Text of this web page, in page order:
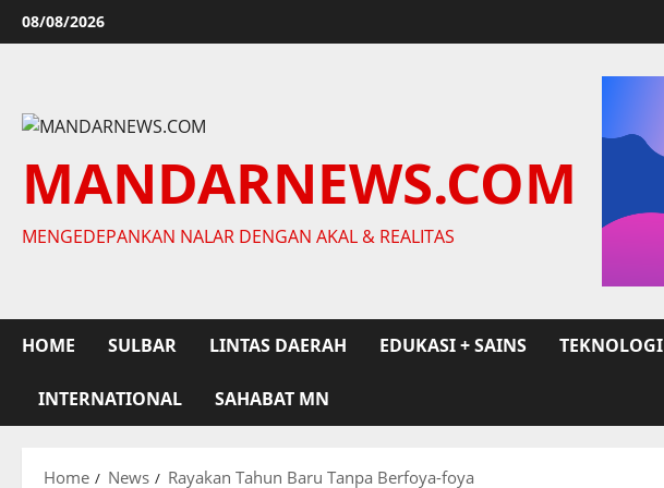
Skip
to
08/08/2026
MANDARNEWS.COM
MENGEDEPANKAN NALAR DENGAN AKAL & REALITAS
HOME SULBAR LINTAS DAERAH EDUKASI + SAINS TEKNOLOGI
INTERNATIONAL SAHABAT MN
Home News Rayakan Tahun Baru Tanpa Berfoya-foya